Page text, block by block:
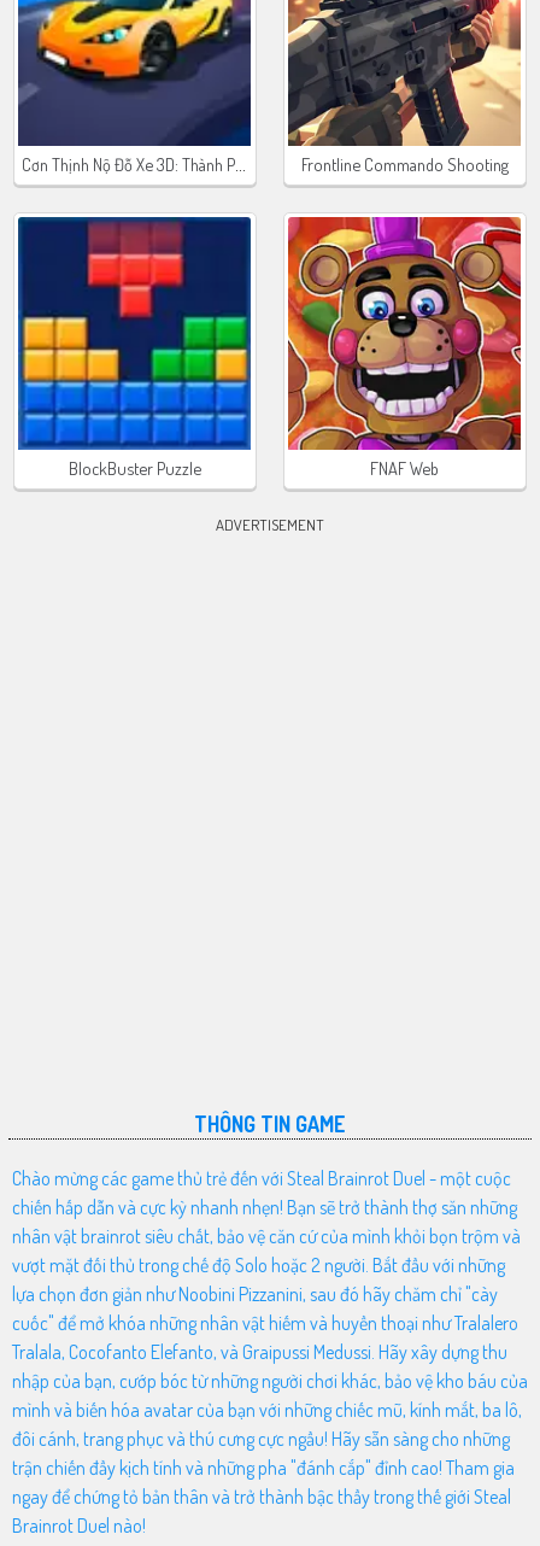
Cơn Thịnh Nộ Đỗ Xe 3D: Thành Phố Bãi Biển 2 Frontline Commando Shooting
BlockBuster Puzzle FNAF Web
ADVERTISEMENT
THÔNG TIN GAME
Chào mừng các game thủ trẻ đến với Steal Brainrot Duel - một cuộc
chiến hấp dẫn và cực kỳ nhanh nhẹn! Bạn sẽ trở thành thợ săn những
nhân vật brainrot siêu chất, bảo vệ căn cứ của mình khỏi bọn trộm và
vượt mặt đối thủ trong chế độ Solo hoặc 2 người. Bắt đầu với những
lựa chọn đơn giản như Noobini Pizzanini, sau đó hãy chăm chỉ "cày
cuốc" để mở khóa những nhân vật hiếm và huyền thoại như Tralalero
Tralala, Cocofanto Elefanto, và Graipussi Medussi. Hãy xây dựng thu
nhập của bạn, cướp bóc từ những người chơi khác, bảo vệ kho báu của
mình và biến hóa avatar của bạn với những chiếc mũ, kính mắt, ba lô,
đôi cánh, trang phục và thú cưng cực ngầu! Hãy sẵn sàng cho những
trận chiến đầy kịch tính và những pha "đánh cắp" đỉnh cao! Tham gia
ngay để chứng tỏ bản thân và trở thành bậc thầy trong thế giới Steal
Brainrot Duel nào!